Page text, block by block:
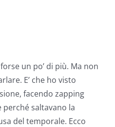
un po’ di più. Ma non
E’ che ho visto
facendo zapping
saltavano la
del temporale. Ecco